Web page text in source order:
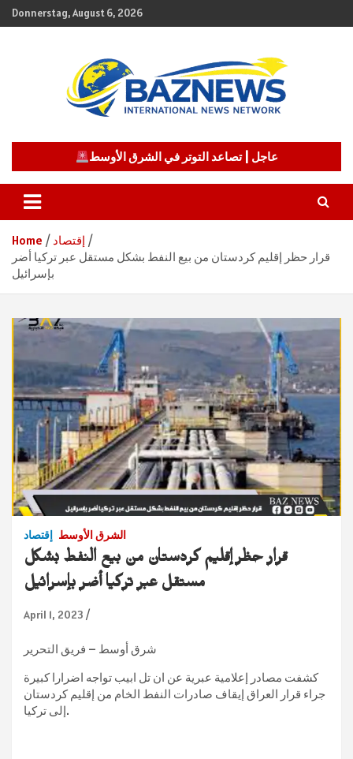
Skip
to
Donnerstag, August 6, 2026
BAZNEWS
عاجل | تصاعد التوتر في الشرق الأوسط
Home
إقتصاد
قرار حظر إقليم كردستان من بيع النفط بشكل مستقل عبر تركيا أضر
بإسرائيل
إقتصاد الشرق الأوسط
قرار حظر إقليم كردستان من بيع النفط بشكل
مستقل عبر تركيا أضر بإسرائيل
April 1, 2023
شرق أوسط – فريق التحرير
كشفت مصادر إعلامية عبرية عن ان تل ابيب تواجه اضرارا كبيرة
جراء قرار العراق إيقاف صادرات النفط الخام من إقليم كردستان
إلى تركيا.